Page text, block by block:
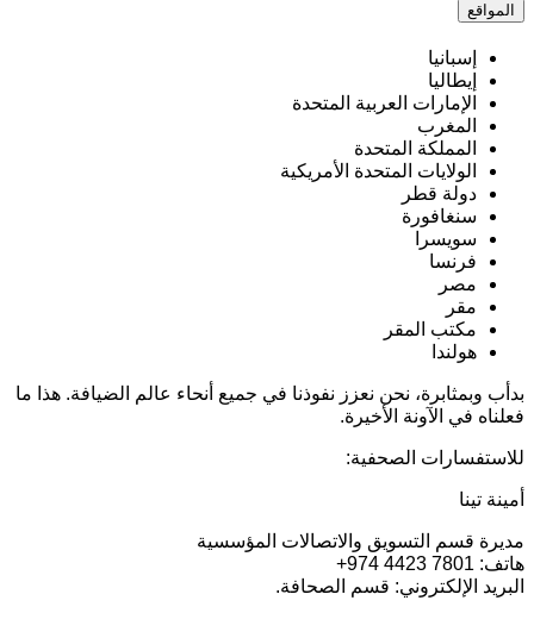
المواقع
إسبانيا
إيطاليا
الإمارات العربية المتحدة
المغرب
المملكة المتحدة
الولايات المتحدة الأمريكية
دولة قطر
سنغافورة
سويسرا
فرنسا
مصر
مقر
مكتب المقر
هولندا
بدأب وبمثابرة، نحن نعزز نفوذنا في جميع أنحاء عالم الضيافة. هذا ما
فعلناه في الآونة الأخيرة.
للاستفسارات الصحفية:
أمينة تينا
مديرة قسم التسويق والاتصالات المؤسسية
هاتف: 7801 4423 974+
البريد الإلكتروني: قسم الصحافة.